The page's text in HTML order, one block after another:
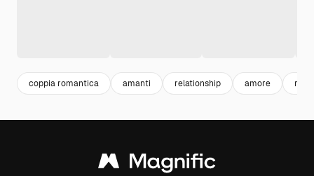
coppia romantica amanti relationship amore